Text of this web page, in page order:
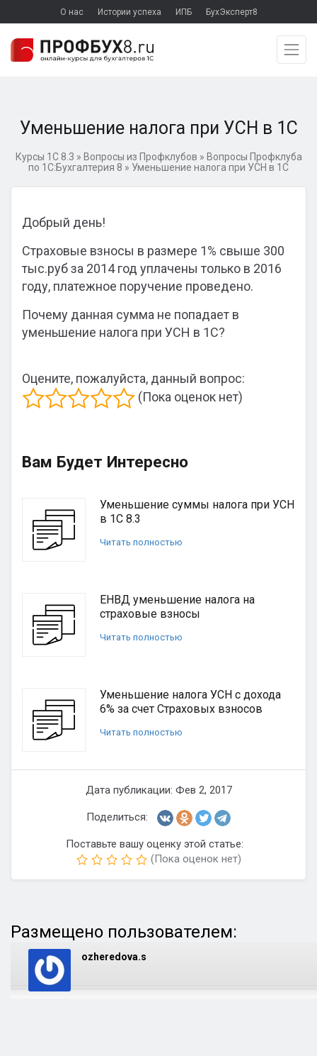
О нас Истории успеха ИПБ БухЭксперт8
Уменьшение налога при УСН в 1С
Курсы 1С 8.3 » Вопросы из Профклубов » Вопросы Профклуба
по 1С:Бухгалтерия 8 » Уменьшение налога при УСН в 1С
Добрый день!
Страховые взносы в размере 1% свыше 300
тыс.руб за 2014 год уплачены только в 2016
году, платежное поручение проведено.
Почему данная сумма не попадает в
уменьшение налога при УСН в 1С?
Оцените, пожалуйста, данный вопрос:
(Пока оценок нет)
Вам Будет Интересно
Уменьшение суммы налога при УСН
в 1С 8.3
Читать полностью
ЕНВД уменьшение налога на
страховые взносы
Читать полностью
Уменьшение налога УСН с дохода
6% за счет Страховых взносов
Читать полностью
Дата публикации: Фев 2, 2017
Поделиться:
Поставьте вашу оценку этой статье:
(Пока оценок нет)
Размещено пользователем:
ozheredova.s